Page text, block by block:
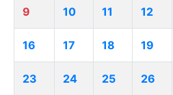
9 10 11 12
16 17 18 19
23 24 25 26